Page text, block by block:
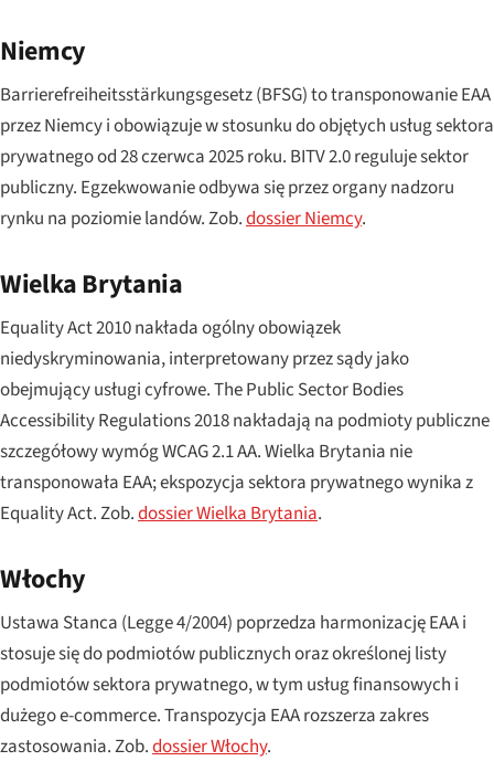
Niemcy
Barrierefreiheitsstärkungsgesetz(BFSG) to transponowanie EAA
przez Niemcy i obowiązuje w stosunku do objętych usług sektora
prywatnego od 28 czerwca 2025 roku. BITV 2.0 reguluje sektor
publiczny. Egzekwowanie odbywa się przez organy nadzoru
rynku na poziomie landów. Zob.dossier Niemcy.
Wielka Brytania
Equality Act 2010 nakłada ogólny obowiązek
niedyskryminowania, interpretowany przez sądy jako
obejmujący usługi cyfrowe. The Public Sector Bodies
Accessibility Regulations 2018 nakładają na podmioty publiczne
szczegółowy wymóg WCAG 2.1 AA. Wielka Brytania nie
transponowała EAA; ekspozycja sektora prywatnego wynika z
Equality Act. Zob.dossier Wielka Brytania.
Włochy
Ustawa Stanca (Legge 4/2004) poprzedza harmonizację EAA i
stosuje się do podmiotów publicznych oraz określonej listy
podmiotów sektora prywatnego, w tym usług finansowych i
dużego e-commerce. Transpozycja EAA rozszerza zakres
zastosowania. Zob.dossier Włochy.